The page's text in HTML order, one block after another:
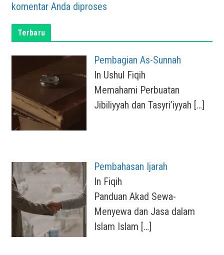
komentar Anda diproses
Terbaru
Pembagian As-Sunnah
In Ushul Fiqih
Memahami Perbuatan
Jibiliyyah dan Tasyri’iyyah […]
Pembahasan Ijarah
In Fiqih
Panduan Akad Sewa-
Menyewa dan Jasa dalam
Islam Islam […]